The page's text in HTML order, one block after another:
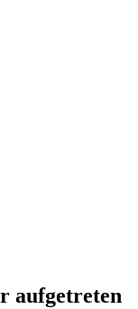
aufgetreten